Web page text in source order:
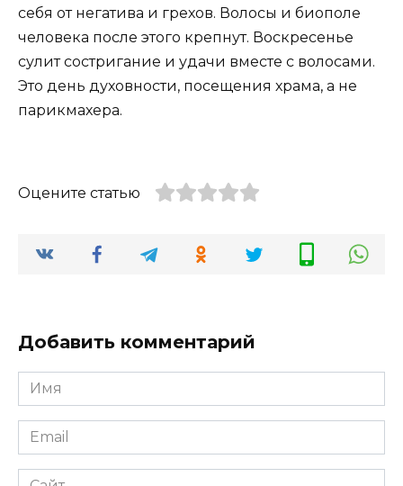
себя от негатива и грехов. Волосы и биополе
человека после этого крепнут. Воскресенье
сулит состригание и удачи вместе с волосами.
Это день духовности, посещения храма, а не
парикмахера.
Оцените статью
Добавить комментарий
Имя
*
Email
*
Сайт